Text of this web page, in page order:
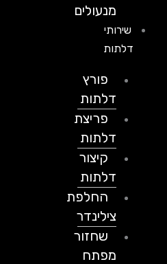
מנעולים
שירותי
דלתות
פורץ
דלתות
פריצת
דלתות
קיצור
דלתות
החלפת
צילינדר
שחזור
מפתח